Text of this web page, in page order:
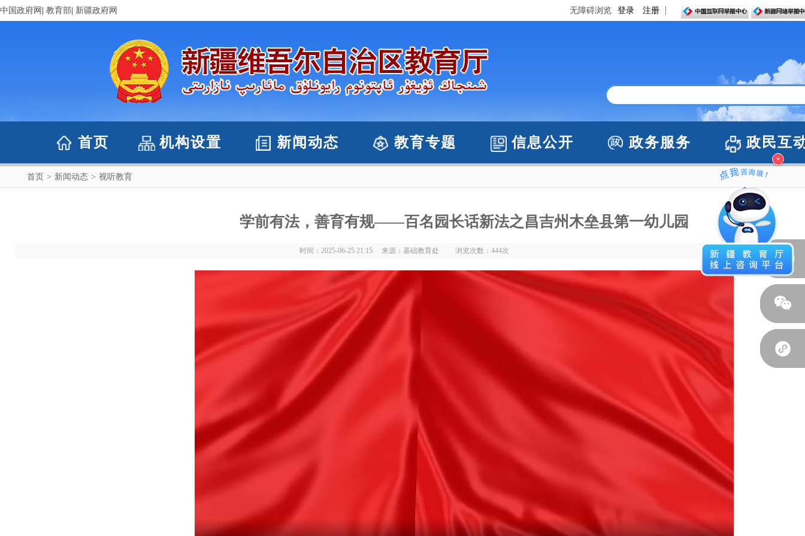
中国政府网 教育部 新疆政府网 无障碍浏览 登录 注册
首页 机构设置 新闻动态 教育专题 信息公开 政务服务 政民互
首页 > 新闻动态 > 视听教育
学前有法，善育有规——百名园长话新法之昌吉州木垒县第一幼儿园
时间：2025-06-25 21:15 来源：基础教育处 浏览次数： 444次
×